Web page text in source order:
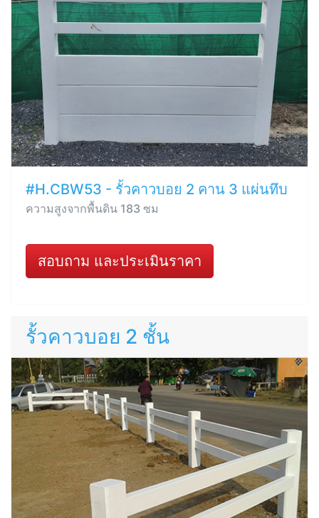
#H.CBW53 - รั้วคาวบอย 2 คาน 3 แผ่นทึบ
ความสูงจากพื้นดิน 183 ซม
สอบถาม และประเมินราคา
รั้วคาวบอย 2 ชั้น